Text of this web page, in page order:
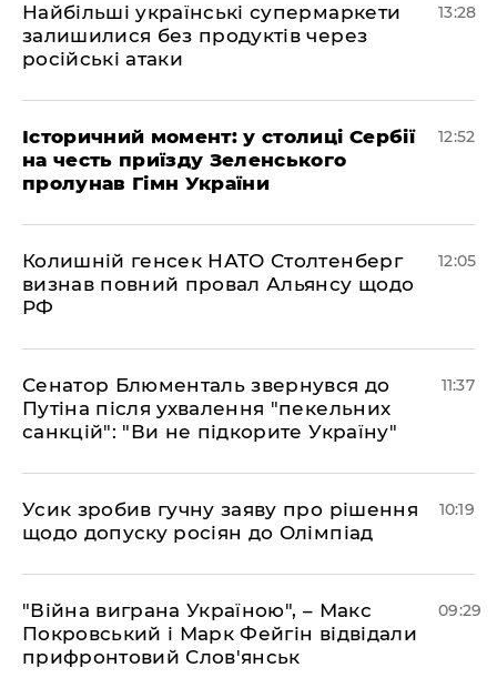
Найбільші українські супермаркети
залишилися без продуктів через
російські атаки
13:28
Історичний момент: у столиці Сербії
на честь приїзду Зеленського
пролунав Гімн України
12:52
Колишній генсек НАТО Столтенберг
визнав повний провал Альянсу щодо
РФ
12:05
Сенатор Блюменталь звернувся до
Путіна після ухвалення "пекельних
санкцій": "Ви не підкорите Україну"
11:37
Усик зробив гучну заяву про рішення
щодо допуску росіян до Олімпіад
10:19
"Війна виграна Україною", – Макс
Покровський і Марк Фейгін відвідали
прифронтовий Слов'янськ
09:29